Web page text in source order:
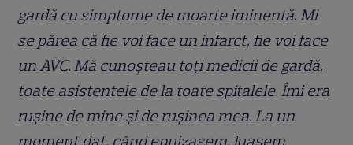
gardă cu simptome de moarte iminentă. Mi
se părea că fie voi face un infarct, fie voi face
un AVC. Mă cunoșteau toți medicii de gardă,
toate asistentele de la toate spitalele. Îmi era
rușine de mine și de rușinea mea. La un
moment dat, când epuizasem, luasem